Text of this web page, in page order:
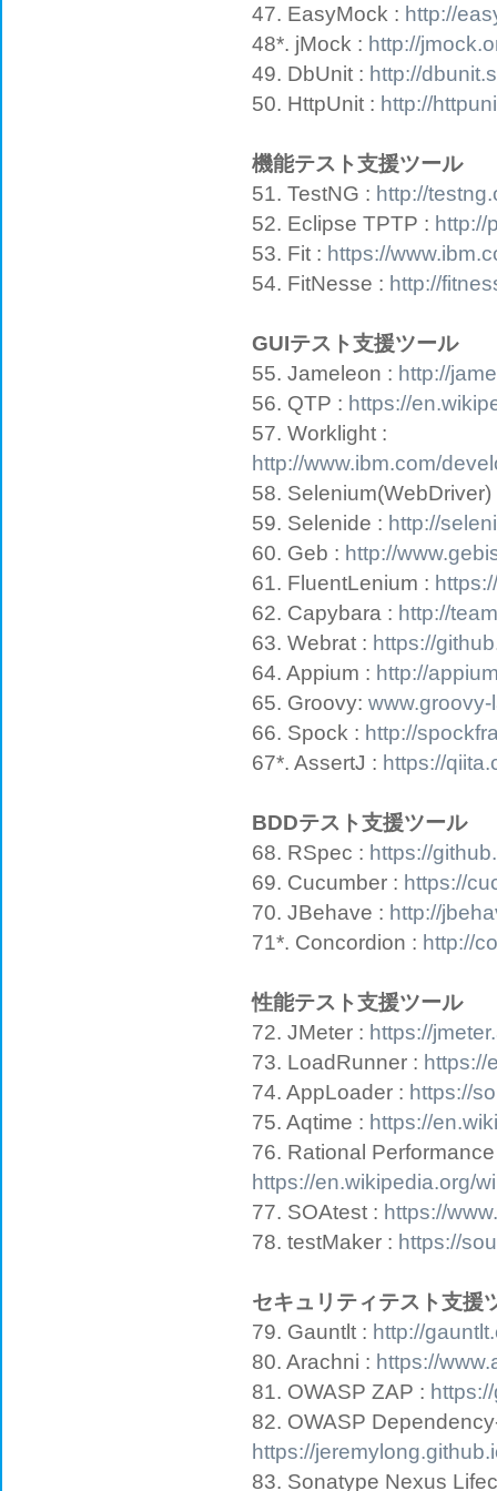
47. EasyMock : http://
48*. jMock : http://
49. DbUnit : http://
50. HttpUnit : http://
機能テスト支援ツール
51. TestNG : http://
52. Eclipse TPTP : http://
53. Fit : https://
54. FitNesse : http://
GUIテスト支援ツール
55. Jameleon : http://
56. QTP : https://
57. Worklight :
http://www.ibm.com/
58.
59. Selenide : http://
60. Geb : http://
61. FluentLenium :
62. Capybara : http://
63. Webrat : https://
64. Appium : http://
65. Groovy:
66. Spock : http://
67*. AssertJ : https://
BDDテスト支援ツール
68. RSpec : https://
69. Cucumber : https://
70. JBehave : http://
71*. Concordion : http://
性能テスト支援ツール
72. JMeter : https://
73. LoadRunner : https://
74. AppLoader : https://
75. Aqtime : https://
76. Rational
https://en.wikipedia.org/
77. SOAtest : https://
78. testMaker : https://
セキュリティテスト支援
79. Gauntlt : http://
80. Arachni : https://
81. OWASP ZAP :
82. OWASP
https://
83. Sonatype Nexus